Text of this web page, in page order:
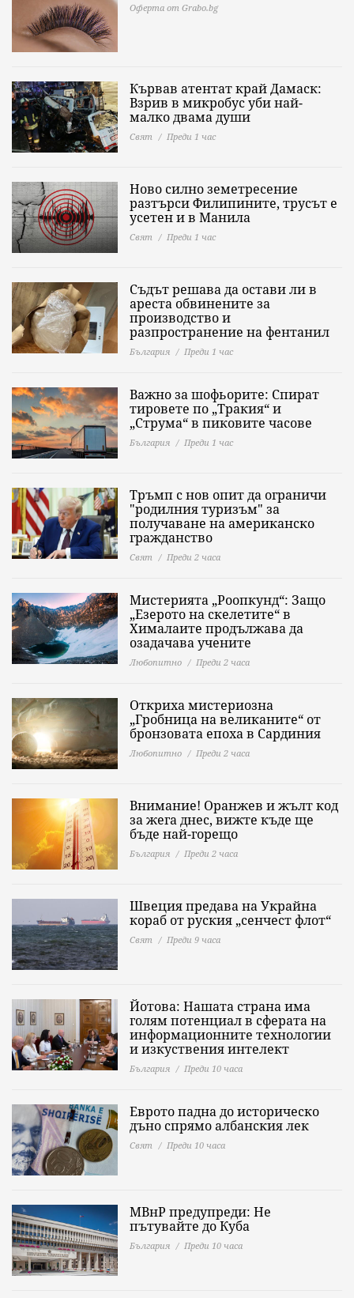
Оферта от Grabo.bg
Кървав атентат край Дамаск:
Взрив в микробус уби най-
малко двама души
Свят Преди 1 час
Ново силно земетресение
разтърси Филипините, трусът е
усетен и в Манила
Свят Преди 1 час
Съдът решава да остави ли в
ареста обвинените за
производство и
разпространение на фентанил
България Преди 1 час
Важно за шофьорите: Спират
тировете по „Тракия“ и
„Струма“ в пиковите часове
България Преди 1 час
Тръмп с нов опит да ограничи
"родилния туризъм" за
получаване на американско
гражданство
Свят Преди 2 часа
Мистерията „Роопкунд“: Защо
„Езерото на скелетите“ в
Хималаите продължава да
озадачава учените
Любопитно Преди 2 часа
Откриха мистериозна
„Гробница на великаните“ от
бронзовата епоха в Сардиния
Любопитно Преди 2 часа
Внимание! Оранжев и жълт код
за жега днес, вижте къде ще
бъде най-горещо
България Преди 2 часа
Швеция предава на Украйна
кораб от руския „сенчест флот“
Свят Преди 9 часа
Йотова: Нашата страна има
голям потенциал в сферата на
информационните технологии
и изкуствения интелект
България Преди 10 часа
Еврото падна до историческо
дъно спрямо албанския лек
Свят Преди 10 часа
МВнР предупреди: Не
пътувайте до Куба
България Преди 10 часа